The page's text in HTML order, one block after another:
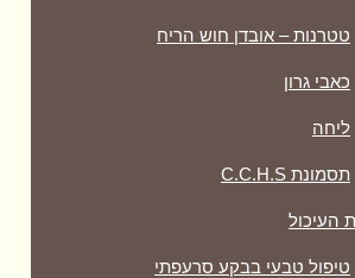
טטרנות – אובדן חוש הריח
כאבי גרון
ליחה
תסמונת C.C.H.S
העיכול
טיפול טבעי בבקע סרעפתי